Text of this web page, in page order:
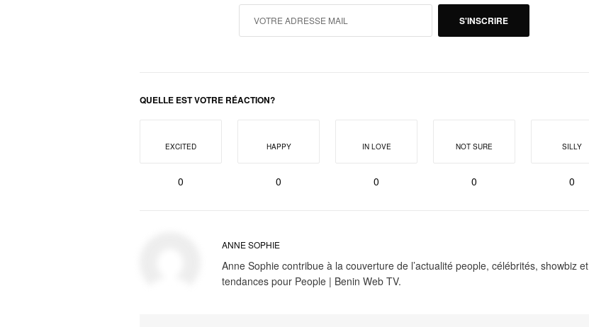
S'INSCRIRE
QUELLE EST VOTRE RÉACTION?
EXCITED
0
HAPPY
0
IN LOVE
0
NOT SURE
0
SILLY
0
ANNE SOPHIE
Anne Sophie contribue à la couverture de l’actualité people, célébrités, showbiz et
tendances pour People | Benin Web TV.